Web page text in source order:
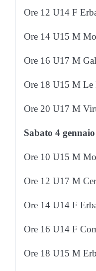
Ore 12 U14 F
Ore 14 U15 M
Ore 16 U17 M
Ore 18 U15 M Le
Ore 20 U17 M
Sabato 4 gennaio
Ore 10 U15 M
Ore 12 U17 M
Ore 14 U14 F
Ore 16 U14 F
Ore 18 U15 M